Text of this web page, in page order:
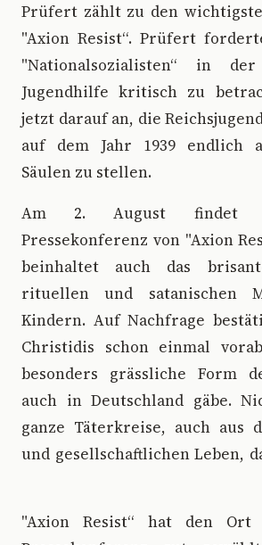
Prüfert zählt zu den
"Axion Resist“. Prüfert
"Nationalsozialisten“ in
Jugendhilfe kritisch zu
jetzt darauf an, die
auf dem Jahr 1939 endlich
Säulen zu stellen.
Am 2. August findet
Pressekonferenz von "Axion
beinhaltet auch das
rituellen und satanischen
Kindern. Auf Nachfrage
Christidis schon einmal
besonders grässliche Form
auch in Deutschland gäbe.
ganze Täterkreise, auch aus
und gesellschaftlichen Leben,
"Axion Resist“ hat den